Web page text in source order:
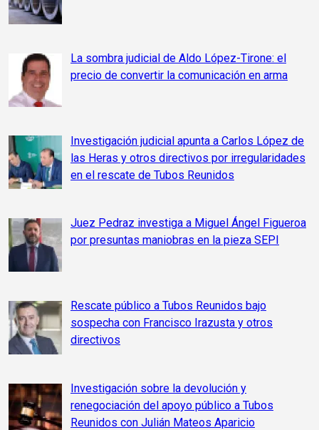
La sombra judicial de Aldo López-Tirone: el
precio de convertir la comunicación en arma
Investigación judicial apunta a Carlos López de
las Heras y otros directivos por irregularidades
en el rescate de Tubos Reunidos
Juez Pedraz investiga a Miguel Ángel Figueroa
por presuntas maniobras en la pieza SEPI
Rescate público a Tubos Reunidos bajo
sospecha con Francisco Irazusta y otros
directivos
Investigación sobre la devolución y
renegociación del apoyo público a Tubos
Reunidos con Julián Mateos Aparicio